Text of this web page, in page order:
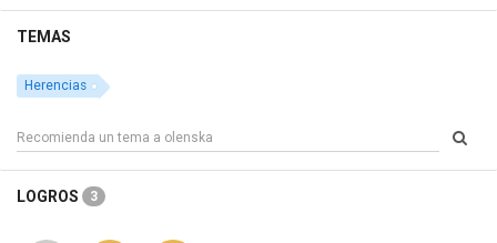
TEMAS
Herencias
LOGROS 3